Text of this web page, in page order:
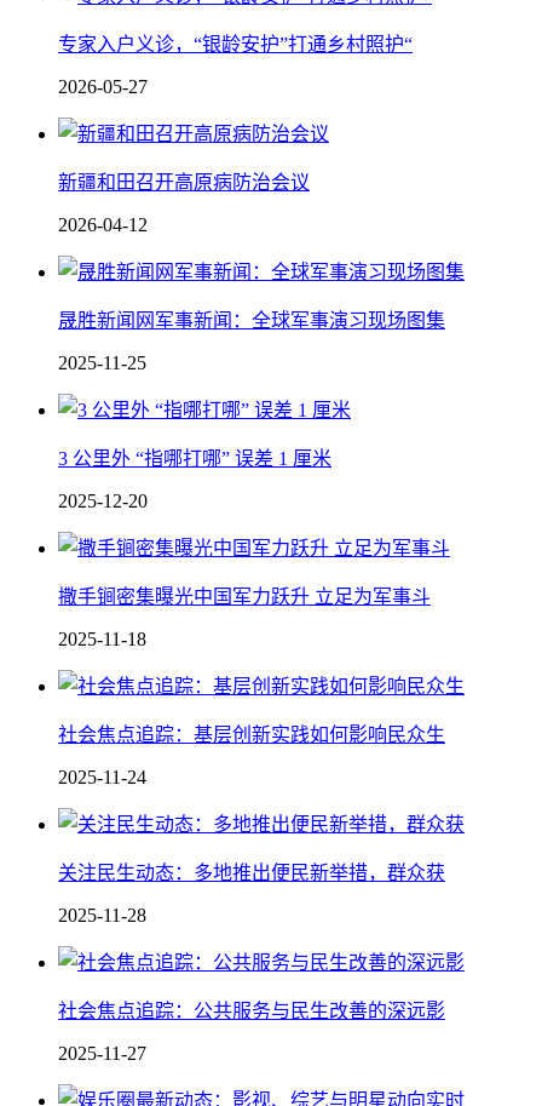
专家入户义诊，“银龄安护”打通乡村照护“
2026-05-27
新疆和田召开高原病防治会议
2026-04-12
晟胜新闻网军事新闻：全球军事演习现场图集
2025-11-25
3 公里外 “指哪打哪” 误差 1 厘米
2025-12-20
撒手锏密集曝光中国军力跃升 立足为军事斗
2025-11-18
社会焦点追踪：基层创新实践如何影响民众生
2025-11-24
关注民生动态：多地推出便民新举措，群众获
2025-11-28
社会焦点追踪：公共服务与民生改善的深远影
2025-11-27